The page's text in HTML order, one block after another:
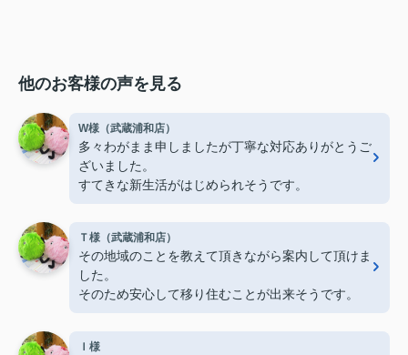
他のお客様の声を見る
W様（武蔵浦和店）
多々わがまま申しましたが丁寧な対応ありがとうご
ざいました。
すてきな新生活がはじめられそうです。
Ｔ様（武蔵浦和店）
その地域のことを教えて頂きながら案内して頂けま
した。
そのため安心して移り住むことが出来そうです。
Ｉ様